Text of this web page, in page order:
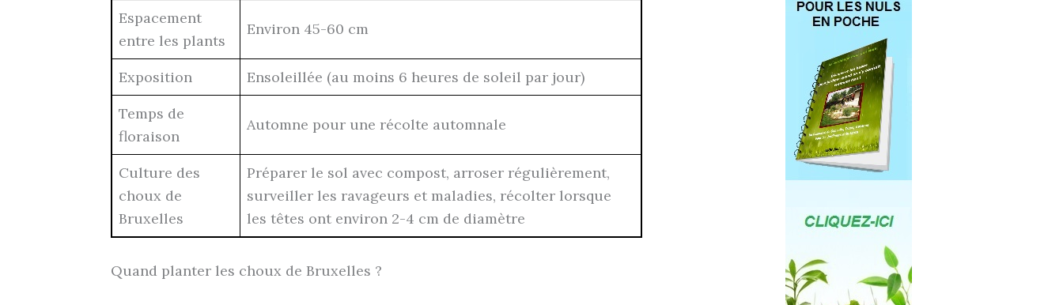
Espacement
entre les plants
Environ 45-60 cm
Exposition
Ensoleillée (au moins 6 heures de soleil par jour)
Temps de
floraison
Automne pour une récolte automnale
Culture des
choux de
Bruxelles
Préparer le sol avec compost, arroser régulièrement,
surveiller les ravageurs et maladies, récolter lorsque
les têtes ont environ 2-4 cm de diamètre
Quand planter les choux de Bruxelles ?